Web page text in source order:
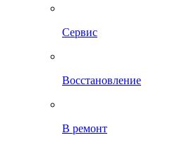
Сервис
Восстановление
В ремонт